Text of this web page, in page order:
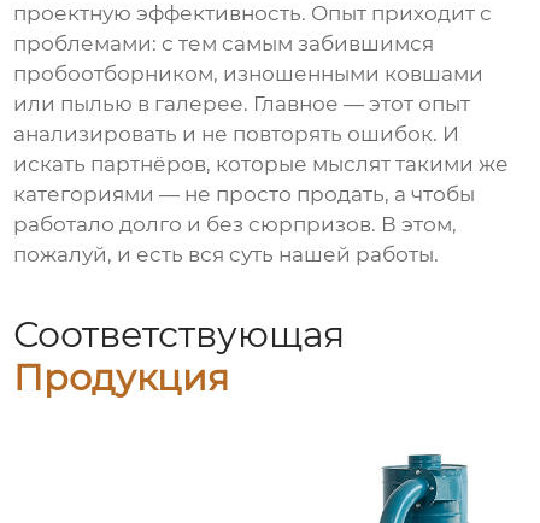
проектную эффективность. Опыт приходит с
проблемами: с тем самым забившимся
пробоотборником, изношенными ковшами
или пылью в галерее. Главное — этот опыт
анализировать и не повторять ошибок. И
искать партнёров, которые мыслят такими же
категориями — не просто продать, а чтобы
работало долго и без сюрпризов. В этом,
пожалуй, и есть вся суть нашей работы.
Соответствующая
Продукция